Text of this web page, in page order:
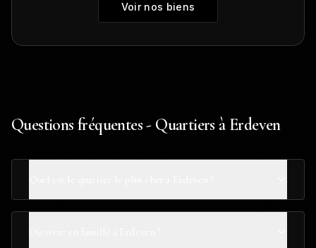
Voir nos biens
Questions fréquentes - Quartiers à Erdeven